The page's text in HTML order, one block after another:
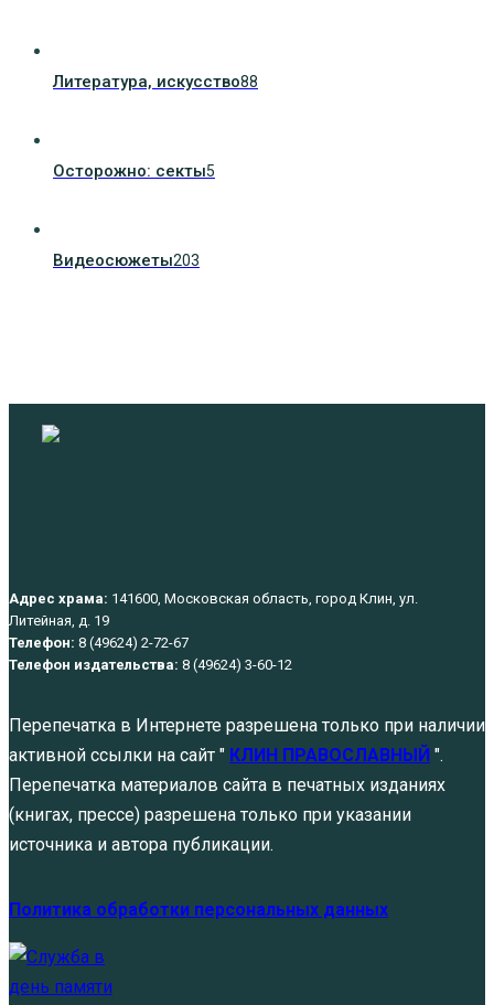
Литература, искуcство88
Осторожно: секты5
Видеосюжеты203
Адрес храма: 141600, Московская область, город Клин, ул.
Литейная, д. 19
Телефон: 8 (49624) 2-72-67
Телефон издательства: 8 (49624) 3-60-12
Перепечатка в Интернете разрешена только при наличии
активной ссылки на сайт " КЛИН ПРАВОСЛАВНЫЙ ".
Перепечатка материалов сайта в печатных изданиях
(книгах, прессе) разрешена только при указании
источника и автора публикации.
Политика обработки персональных данных